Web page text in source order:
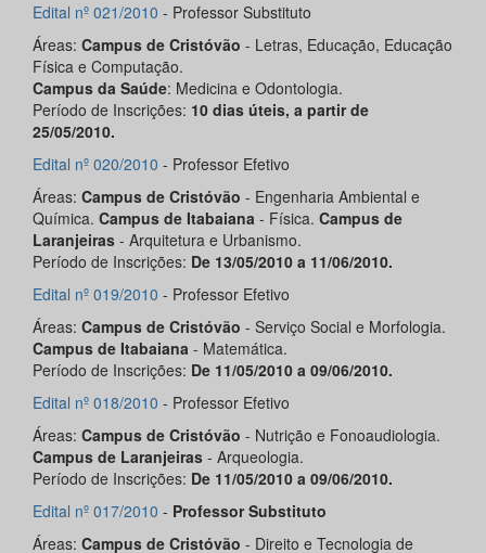
Edital nº 021/2010 - Professor Substituto
Áreas: Campus de Cristóvão - Letras, Educação, Educação
Física e Computação.
Campus da Saúde: Medicina e Odontologia.
Período de Inscrições: 10 dias úteis, a partir de
25/05/2010.
Edital nº 020/2010 - Professor Efetivo
Áreas: Campus de Cristóvão - Engenharia Ambiental e
Química. Campus de Itabaiana - Física. Campus de
Laranjeiras - Arquitetura e Urbanismo.
Período de Inscrições: De 13/05/2010 a 11/06/2010.
Edital nº 019/2010 - Professor Efetivo
Áreas: Campus de Cristóvão - Serviço Social e Morfologia.
Campus de Itabaiana - Matemática.
Período de Inscrições: De 11/05/2010 a 09/06/2010.
Edital nº 018/2010 - Professor Efetivo
Áreas: Campus de Cristóvão - Nutrição e Fonoaudiologia.
Campus de Laranjeiras - Arqueologia.
Período de Inscrições: De 11/05/2010 a 09/06/2010.
Edital nº 017/2010 - Professor Substituto
Áreas: Campus de Cristóvão - Direito e Tecnologia de